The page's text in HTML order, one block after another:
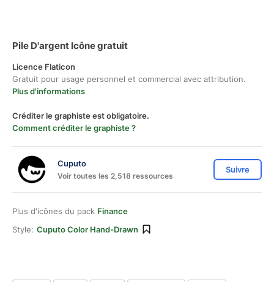
Pile D'argent Icône gratuit
Licence Flaticon
Gratuit pour usage personnel et commercial avec attribution.
Plus d'informations
Créditer le graphiste est obligatoire.
Comment créditer le graphiste ?
Cuputo
Voir toutes les 2,518 ressources
Suivre
Plus d'icônes du pack Finance
Style: Cuputo Color Hand-Drawn